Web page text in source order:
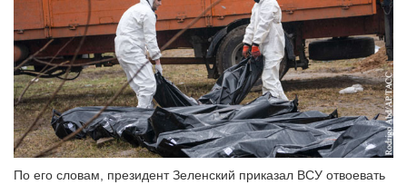
По его словам, президент Зеленский приказал ВСУ отвоевать